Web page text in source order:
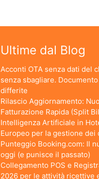
Ultime dal Blog
Acconti OTA senza dati del
senza sbagliare.
differite
Rilascio Aggiornamento:
Fatturazione Rapida (Split
Intelligenza Artificiale in
Europeo per la gestione dei
Punteggio Booking.com: Il
oggi (e punisce il passato)
Collegamento POS e
2026 per le attività ricettive